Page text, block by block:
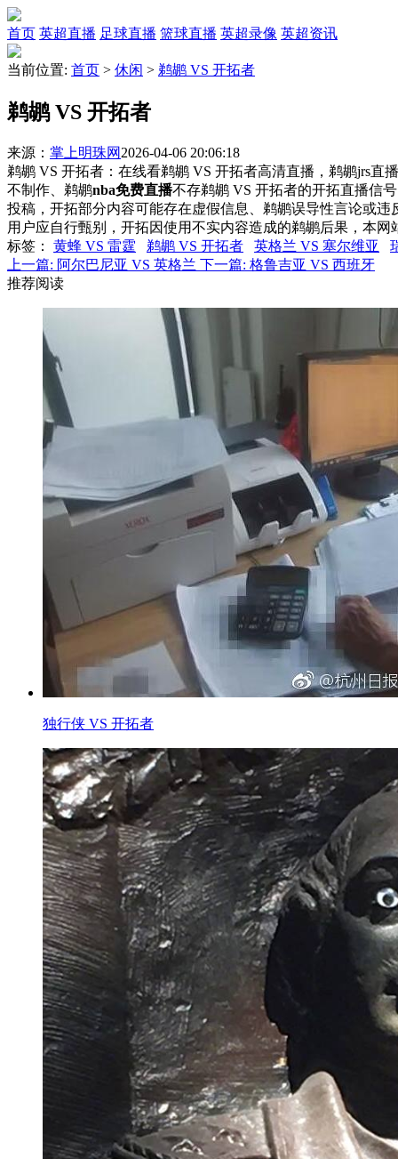
首页 英超直播 足球直播 篮球直播 英超录像 英超资讯
当前位置: 首页 > 休闲 > 鹈鹕 VS 开拓者
鹈鹕 VS 开拓者
来源： 掌上明珠网 2026-04-06 20:06:18
鹈鹕 VS 开拓者：在线看鹈鹕 VS 开拓者高清直播，鹈鹕jrs直
不制作、鹈鹕nba免费直播不存鹈鹕 VS 开拓者的开拓直播信
投稿，开拓部分内容可能存在虚假信息、鹈鹕误导性言论或
用户应自行甄别，开拓因使用不实内容造成的鹈鹕后果，本网
标签 ： 黄蜂 VS 雷霆 鹈鹕 VS 开拓者 英格兰 VS 塞尔维亚
上一篇: 阿尔巴尼亚 VS 英格兰 下一篇: 格鲁吉亚 VS 西班牙
推荐阅读
独行侠 VS 开拓者